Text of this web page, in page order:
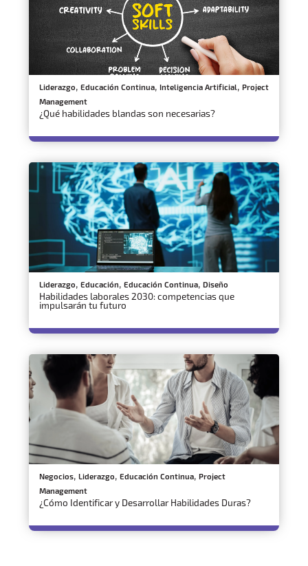
Liderazgo, Educación Continua, Inteligencia Artificial, Project
Management
¿Qué habilidades blandas son necesarias?
Liderazgo, Educación, Educación Continua, Diseño
Habilidades laborales 2030: competencias que
impulsarán tu futuro
Negocios, Liderazgo, Educación Continua, Project
Management
¿Cómo Identificar y Desarrollar Habilidades Duras?